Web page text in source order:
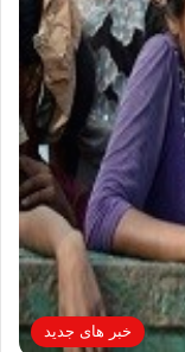
خبر های جدید